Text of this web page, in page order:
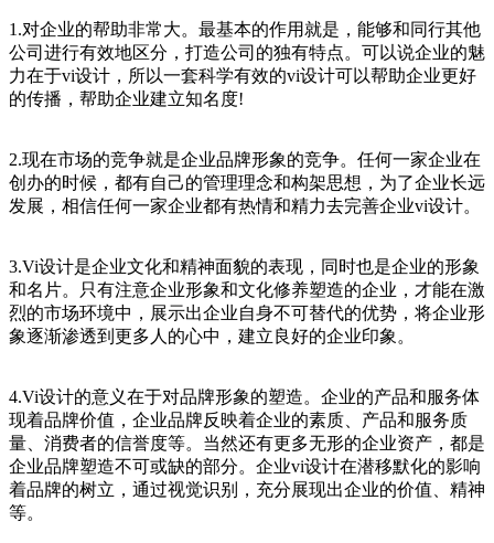
1.对企业的帮助非常大。最基本的作用就是，能够和同行其他
公司进行有效地区分，打造公司的独有特点。可以说企业的魅
力在于vi设计，所以一套科学有效的vi设计可以帮助企业更好
的传播，帮助企业建立知名度!
2.现在市场的竞争就是企业品牌形象的竞争。任何一家企业在
创办的时候，都有自己的管理理念和构架思想，为了企业长远
发展，相信任何一家企业都有热情和精力去完善企业vi设计。
3.Vi设计是企业文化和精神面貌的表现，同时也是企业的形象
和名片。只有注意企业形象和文化修养塑造的企业，才能在激
烈的市场环境中，展示出企业自身不可替代的优势，将企业形
象逐渐渗透到更多人的心中，建立良好的企业印象。
4.Vi设计的意义在于对品牌形象的塑造。企业的产品和服务体
现着品牌价值，企业品牌反映着企业的素质、产品和服务质
量、消费者的信誉度等。当然还有更多无形的企业资产，都是
企业品牌塑造不可或缺的部分。企业vi设计在潜移默化的影响
着品牌的树立，通过视觉识别，充分展现出企业的价值、精神
等。